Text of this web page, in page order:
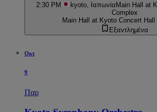
2:30 PM kyoto, Ιαπωνία Main Hall at
Complex
Main Hall at Kyoto Concert Hall
Εξαντλημένα
Οκτ
9
Παρ